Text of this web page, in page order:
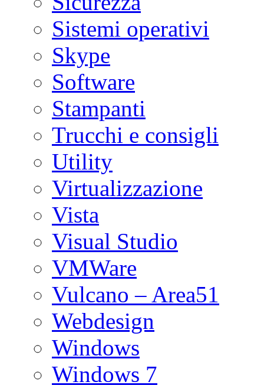
Sistemi operativi
Skype
Software
Stampanti
Trucchi e consigli
Utility
Virtualizzazione
Vista
Visual Studio
VMWare
Vulcano – Area51
Webdesign
Windows
Windows 7